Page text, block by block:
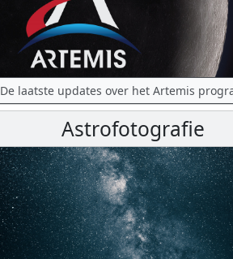
De laatste updates over het Artemis
Astrofotografie